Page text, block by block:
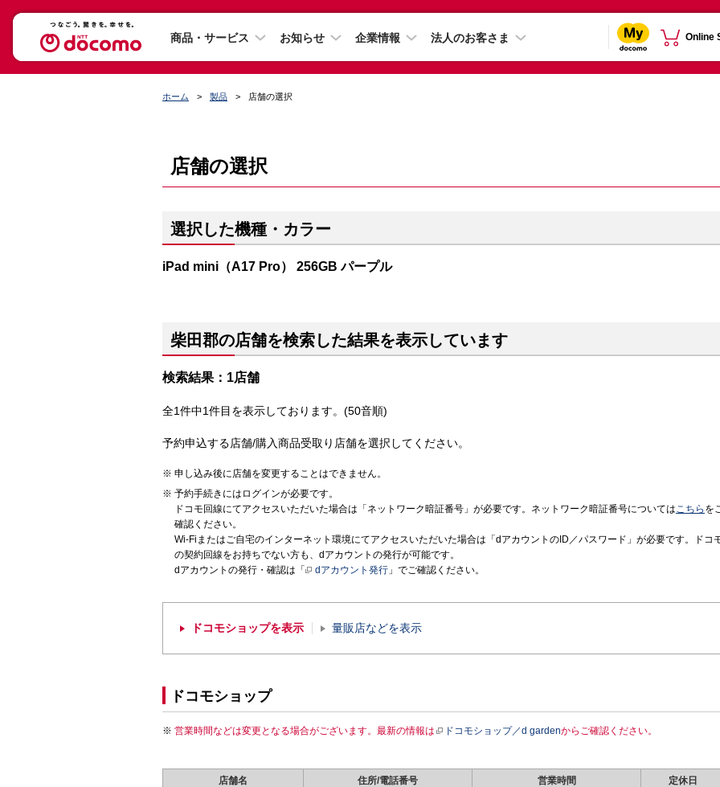
商品・サービス お知らせ 企業情報 法人のお客さま Online
ホーム 製品 店舗の選択
店舗の選択
選択した機種・カラー
iPad mini（A17 Pro） 256GB パープル
柴田郡の店舗を検索した結果を表示しています
検索結果：1店舗
全1件中1件目を表示しております。(50音順)
予約申込する店舗/購入商品受取り店舗を選択してください。
申し込み後に店舗を変更することはできません。
予約手続きにはログインが必要です。
ドコモ回線にてアクセスいただいた場合は「ネットワーク暗証番号」が必要です。ネットワーク暗証番号についてはこちら を
確認ください。
Wi-Fiまたはご自宅のインターネット環境にてアクセスいただいた場合は「dアカウントのID／パスワード」が必要です。ドコ
の契約回線をお持ちでない方も、dアカウントの発行が可能です。
dアカウントの発行・確認は「
dアカウント発行 」でご確認ください。
ドコモショップを表示 量販店などを表示
ドコモショップ
営業時間などは変更となる場合がございます。最新の情報は ドコモショップ／d gardenからご確認ください。
店舗名 住所/電話番号 営業時間 定休日